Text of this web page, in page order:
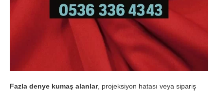
Fazla denye kumaş alanlar, projeksiyon hatası veya sipariş